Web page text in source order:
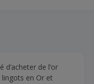
de l’or
lingots en Or et